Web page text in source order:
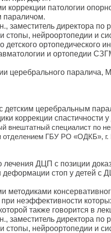
патологии
параличом.
заместитель директора по
стопы, нейроортопедии и
ортопедического
и ортопедии
церебрального паралича,
детским церебральным
коррекции спастичности
специалист по
ГБУ РО «ОДКБ», г.
ДЦП с позиции
деформации стоп у детей с
методиками
неэффективности
также говорится в
заместитель директора по
стопы, нейроортопедии и